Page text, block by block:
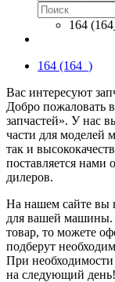
164
164 (164_)
Вас интересуют
Добро пожаловать
запчастей». У нас
части для моделей
так и
поставляется нами
дилеров.
На нашем сайте вы
для вашей
товар, то можете
подберут
При
на следующий день!